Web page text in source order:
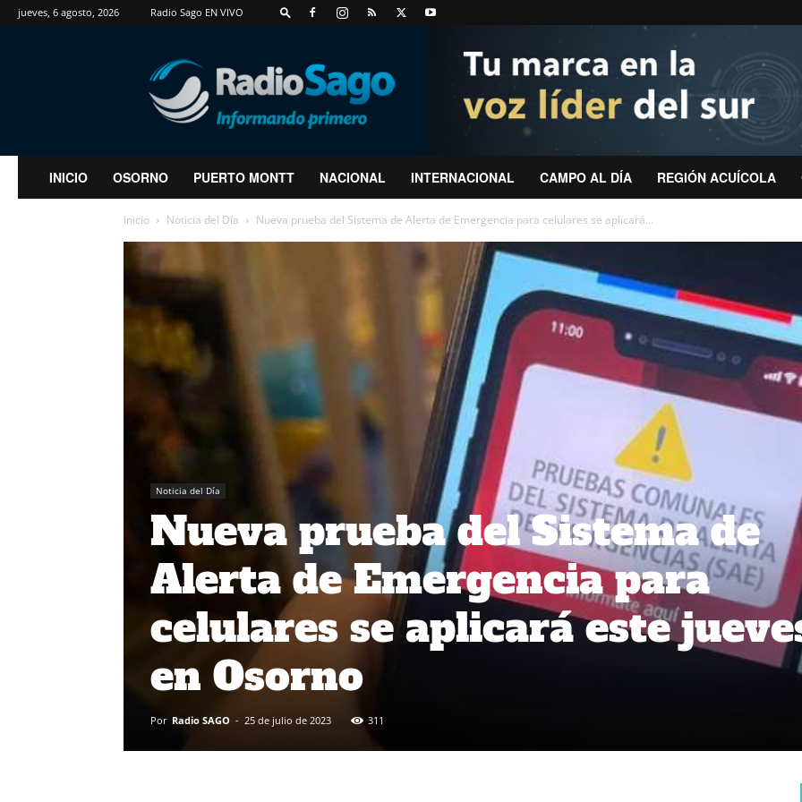
jueves, 6 agosto, 2026 Radio Sago EN VIVO
RadioSago
INICIO OSORNO PUERTO MONTT NACIONAL INTERNACIONAL CAMPO AL DÍA REGIÓN ACUÍCOLA
Inicio Noticia del Día Nueva prueba del Sistema de Alerta de Emergencia para celulares se aplicará...
Noticia del Día
Nueva prueba del Sistema de
Alerta de Emergencia para
celulares se aplicará este
en Osorno
Por Radio SAGO - 25 de julio de 2023 311